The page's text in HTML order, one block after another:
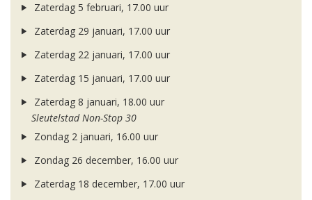
Zaterdag 5 februari, 17.00 uur
Zaterdag 29 januari, 17.00 uur
Zaterdag 22 januari, 17.00 uur
Zaterdag 15 januari, 17.00 uur
Zaterdag 8 januari, 18.00 uur
Sleutelstad Non-Stop 30
Zondag 2 januari, 16.00 uur
Zondag 26 december, 16.00 uur
Zaterdag 18 december, 17.00 uur